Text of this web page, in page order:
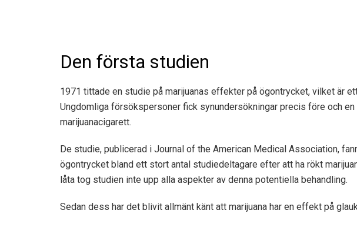
Den första studien
1971 tittade en studie på marijuanas effekter på ögontrycket, vilket är
Ungdomliga försökspersoner fick synundersökningar precis före och
marijuanacigarett.
De studie, publicerad i Journal of the American Medical Association,
ögontrycket bland ett stort antal studiedeltagare efter att ha rökt
låta tog studien inte upp alla aspekter av denna potentiella behandling.
Sedan dess har det blivit allmänt känt att marijuana har en effekt på